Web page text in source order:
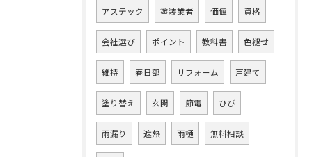
アステック 塗装業者 価値 資格
会社選び ポイント 教科書 色褪せ
維持 春日部 リフォーム 戸建て
塗り替え 玄関 節電 ひび
雨漏り 遮熱 雨樋 無料相談